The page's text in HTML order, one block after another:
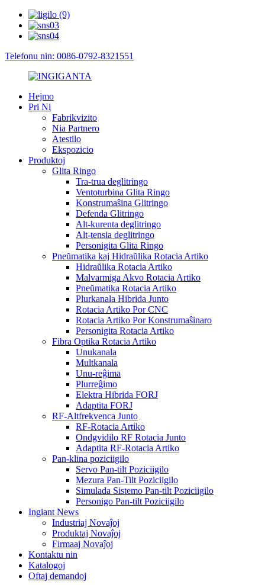
Telefonu nin: 0086-0792-8321551
Hejmo
Pri Ni
Fabrikvizito
Nia Partnero
Atestilo
Ekspozicio
Produktoj
Glita Ringo
Tra-trua deglitringo
Ventoturbina Glita Ringo
Konstrumaŝina Glitringo
Defenda Glitringo
Alt-kurenta deglitringo
Alt-tensia deglitringo
Personigita Glita Ringo
Pneŭmatika kaj Hidraŭlika Rotacia Artiko
Hidraŭlika Rotacia Artiko
Malvarmiga Akvo Rotacia Artiko
Pneŭmatika Rotacia Artiko
Plurkanala Hibrida Junto
Rotacia Artiko Por CNC
Rotacia Artiko Por Konstrumaŝinaro
Personigita Rotacia Artiko
Fibra Optika Rotacia Artiko
Unukanala
Multkanala
Unu-reĝima
Plurreĝimo
Elektra Hibrida FORJ
Adaptita FORJ
RF-Altfrekvenca Junto
RF-Rotacia Artiko
Ondgvidilo RF Rotacia Junto
Adaptita RF-Rotacia Artiko
Pan-klina poziciigilo
Servo Pan-tilt Poziciigilo
Mezura Pan-Tilt Poziciigilo
Simulada Sistemo Pan-tilt Poziciigilo
Personigo Pan-tilt Poziciigilo
Ingiant News
Industriaj Novaĵoj
Produktaj Novaĵoj
Firmaaj Novaĵoj
Kontaktu nin
Katalogoj
Oftaj demandoj